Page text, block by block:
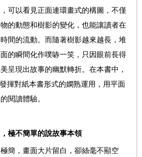
可以看見正面連環畫式的構圖，不僅
的動態和樹影的變化，也能讓讀者在
間的流動。而隨著樹影越來越長，堆
的瞬間化作噗哧一笑，只因眼前長得
呈現出故事的幽默轉折。在本書中，
揮對紙本書形式的嫻熟運用，用平面
閱讀體驗。
極不簡單的說故事本領
簡，畫面大片留白，卻絲毫不顯空